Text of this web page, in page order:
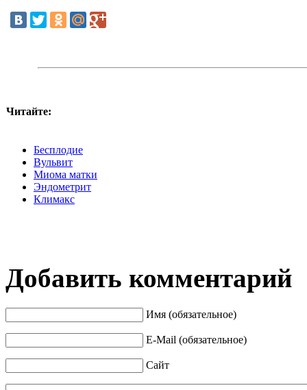
Читайте:
Бесплодие
Вульвит
Миома матки
Эндометрит
Климакс
Добавить комментарий
Имя (обязательное)
E-Mail (обязательное)
Сайт